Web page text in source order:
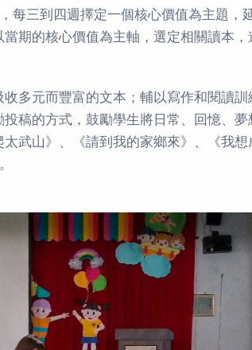
每三到四週擇定一個核心價值為主題，
期的核心價值為主軸，選定相關讀本，
多元而豐富的文本；輔以寫作和閱讀訓
稿的方式，鼓勵學生將日常、回憶、夢
武山》、《請到我的家鄉來》、《我想